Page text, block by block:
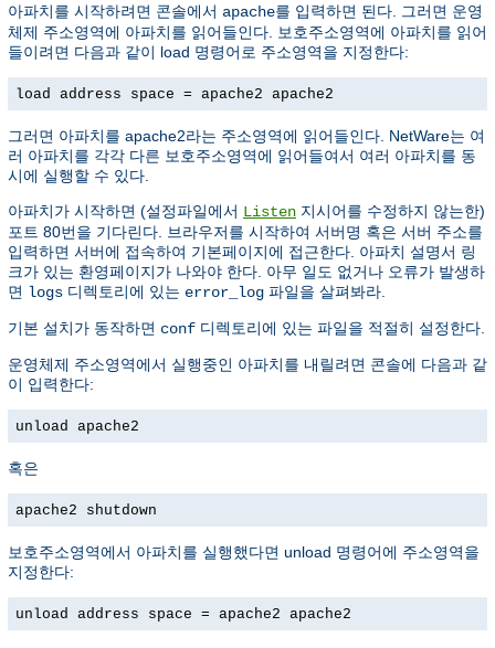
아파치를 시작하려면 콘솔에서 apache를 입력하면 된다. 그러면 운영
체제 주소영역에 아파치를 읽어들인다. 보호주소영역에 아파치를 읽어
들이려면 다음과 같이 load 명령어로 주소영역을 지정한다:
load address space = apache2 apache2
그러면 아파치를 apache2라는 주소영역에 읽어들인다. NetWare는 여
러 아파치를 각각 다른 보호주소영역에 읽어들여서 여러 아파치를 동
시에 실행할 수 있다.
아파치가 시작하면 (설정파일에서 Listen 지시어를 수정하지 않는한)
포트 80번을 기다린다. 브라우저를 시작하여 서버명 혹은 서버 주소를
입력하면 서버에 접속하여 기본페이지에 접근한다. 아파치 설명서 링
크가 있는 환영페이지가 나와야 한다. 아무 일도 없거나 오류가 발생하
면 logs 디렉토리에 있는 error_log 파일을 살펴봐라.
기본 설치가 동작하면 conf 디렉토리에 있는 파일을 적절히 설정한다.
운영체제 주소영역에서 실행중인 아파치를 내릴려면 콘솔에 다음과 같
이 입력한다:
unload apache2
혹은
apache2 shutdown
보호주소영역에서 아파치를 실행했다면 unload 명령어에 주소영역을
지정한다:
unload address space = apache2 apache2